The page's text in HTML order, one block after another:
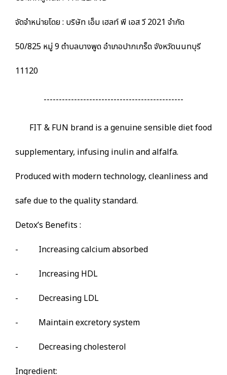
จัดจำหน่ายโดย : บริษัท เอ็ม เฮลท์ พี เอส วี 2021 จำกัด
50/825 หมู่ 9 ตำบลบางพูด อำเภอปากเกร็ด จังหวัดนนทบุรี
11120
----------------------------------------------
FIT & FUN brand is a genuine sensible diet food
supplementary, infusing inulin and alfalfa.
Produced with modern technology, cleanliness and
safe due to the quality standard.
Detox’s Benefits :
- Increasing calcium absorbed
- Increasing HDL
- Decreasing LDL
- Maintain excretory system
- Decreasing cholesterol
Ingredient: